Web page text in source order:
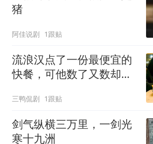
猪
阿佳说剧 1跟贴
流浪汉点了一份最便宜的
快餐，可他数了又数却发
三鸭侃剧 1跟贴
剑气纵横三万里，一剑光
寒十九洲